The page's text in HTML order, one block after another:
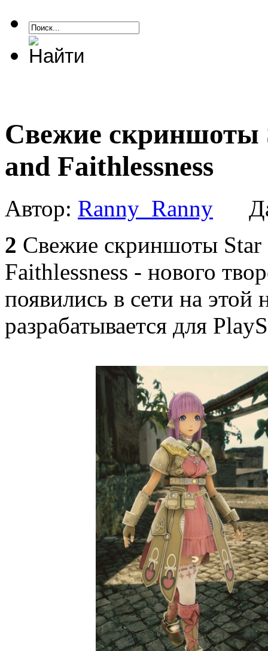
Свежие скриншоты
and Faithlessness
Автор: Ranny_Ranny
2 Свежие скриншоты Star
Faithlessness - нового
появились в сети на
разрабатывается для